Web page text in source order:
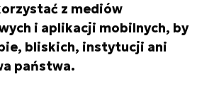
z mediów
i aplikacji mobilnych, by
bliskich, instytucji ani
państwa.